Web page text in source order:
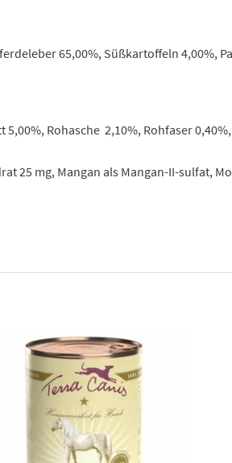
65,00%, Süßkartoffeln 4,00%,
Rohasche 2,10%, Rohfaser
25 mg, Mangan als Mangan-II-sulfat,